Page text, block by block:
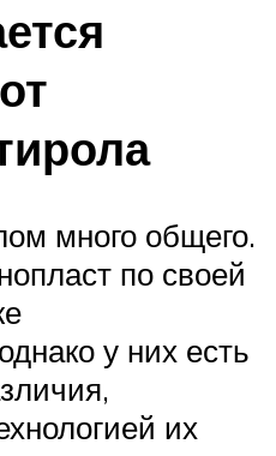
много общего.
по своей
у них есть
их